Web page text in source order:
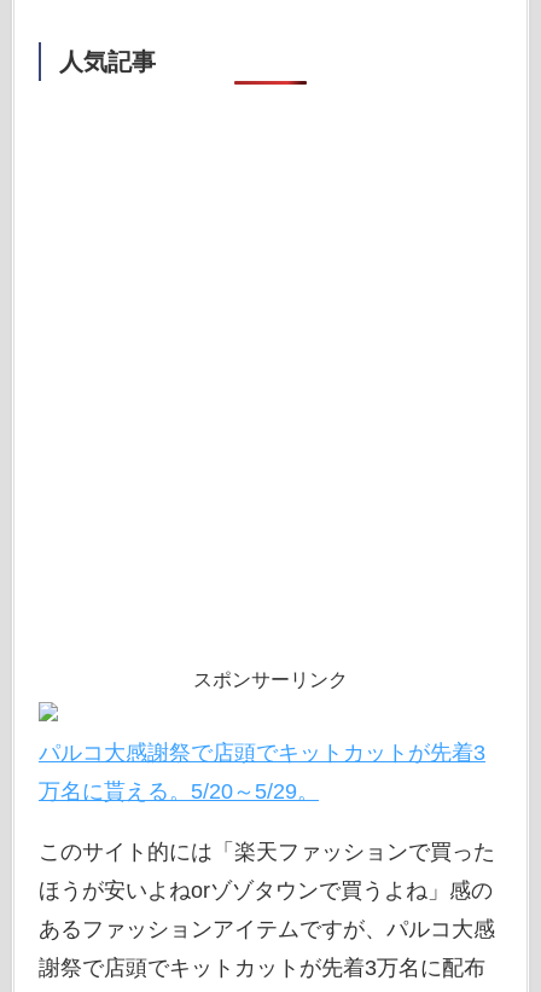
人気記事
スポンサーリンク
パルコ大感謝祭で店頭でキットカットが先着3
万名に貰える。5/20～5/29。
このサイト的には「楽天ファッションで買った
ほうが安いよねorゾゾタウンで買うよね」感の
あるファッションアイテムですが、パルコ大感
謝祭で店頭でキットカットが先着3万名に配布